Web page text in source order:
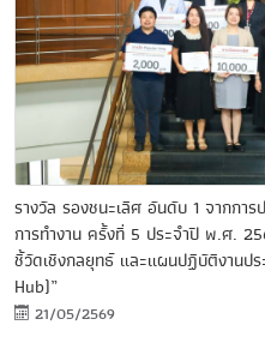
รางวัล รองชนะเลิศ อันดับ 1 จากกา
การทำงาน ครั้งที่ 5 ประจำปี พ.ศ.
ชี้วัดเชิงกลยุทธ์ และแผนปฏิบัติงานป
Hub)”
21/05/2569